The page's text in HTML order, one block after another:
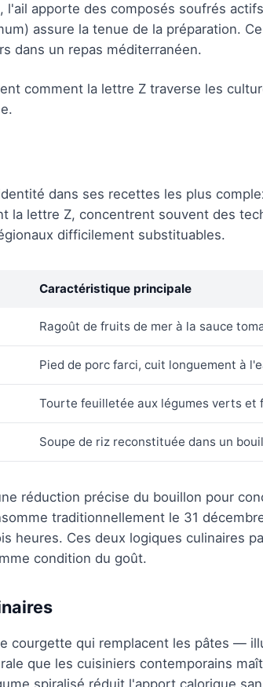
apporte des composés soufrés
assure la tenue de la préparation.
dans un repas méditerranéen.
comment la lettre Z traverse les
dans ses recettes les plus
la lettre Z, concentrent souvent des
difficilement substituables.
Caractéristique principale
Ragoût de fruits de mer à la sauce
Pied de porc farci, cuit longuement à
Tourte feuilletée aux légumes verts et
Soupe de riz reconstituée dans un
réduction précise du bouillon pour
traditionnellement le 31
heures. Ces deux logiques culinaires
condition du goût.
courgette qui remplacent les pâtes —
que les cuisiniers contemporains
spiralisé réduit l'apport calorique